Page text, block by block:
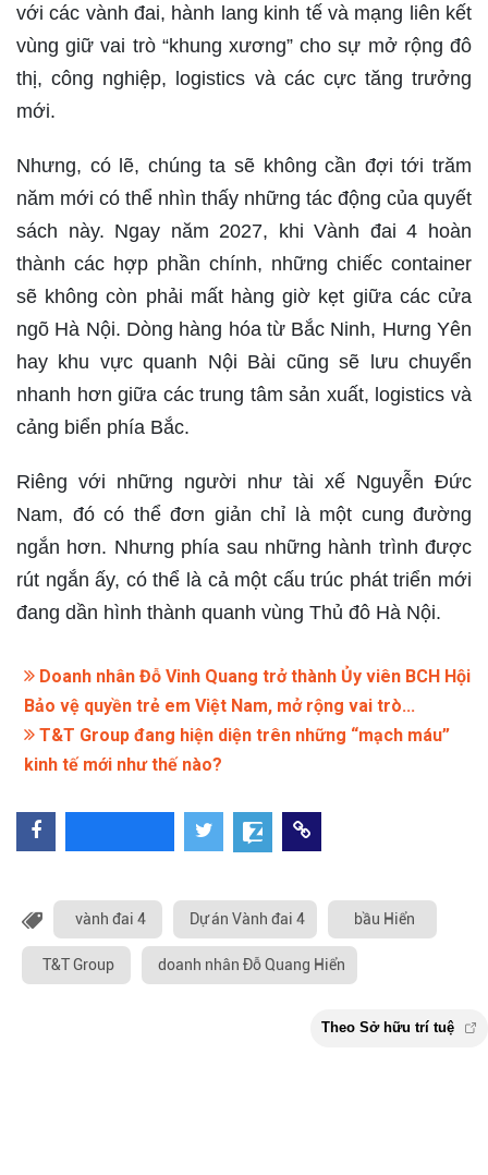
với các vành đai, hành lang kinh tế và mạng liên kết
vùng giữ vai trò “khung xương” cho sự mở rộng đô
thị, công nghiệp, logistics và các cực tăng trưởng
mới.
Nhưng, có lẽ, chúng ta sẽ không cần đợi tới trăm
năm mới có thể nhìn thấy những tác động của quyết
sách này. Ngay năm 2027, khi Vành đai 4 hoàn
thành các hợp phần chính, những chiếc container
sẽ không còn phải mất hàng giờ kẹt giữa các cửa
ngõ Hà Nội. Dòng hàng hóa từ Bắc Ninh, Hưng Yên
hay khu vực quanh Nội Bài cũng sẽ lưu chuyển
nhanh hơn giữa các trung tâm sản xuất, logistics và
cảng biển phía Bắc.
Riêng với những người như tài xế Nguyễn Đức
Nam, đó có thể đơn giản chỉ là một cung đường
ngắn hơn. Nhưng phía sau những hành trình được
rút ngắn ấy, có thể là cả một cấu trúc phát triển mới
đang dần hình thành quanh vùng Thủ đô Hà Nội.
Doanh nhân Đỗ Vinh Quang trở thành Ủy viên BCH Hội
Bảo vệ quyền trẻ em Việt Nam, mở rộng vai trò...
T&T Group đang hiện diện trên những “mạch máu”
kinh tế mới như thế nào?
vành đai 4 Dự án Vành đai 4 bầu Hiển
T&T Group doanh nhân Đỗ Quang Hiển